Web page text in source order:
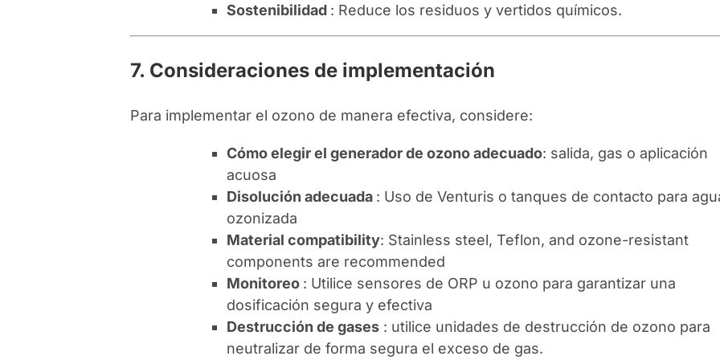
Sostenibilidad : Reduce los residuos y vertidos químicos.
7. Consideraciones de implementación
Para implementar el ozono de manera efectiva, considere:
Cómo elegir el generador de ozono adecuado: salida, gas o aplicación
acuosa
Disolución adecuada : Uso de Venturis o tanques de contacto para
ozonizada
Material compatibility: Stainless steel, Teflon, and ozone-resistant
components are recommended
Monitoreo : Utilice sensores de ORP u ozono para garantizar una
dosificación segura y efectiva
Destrucción de gases : utilice unidades de destrucción de ozono para
neutralizar de forma segura el exceso de gas.